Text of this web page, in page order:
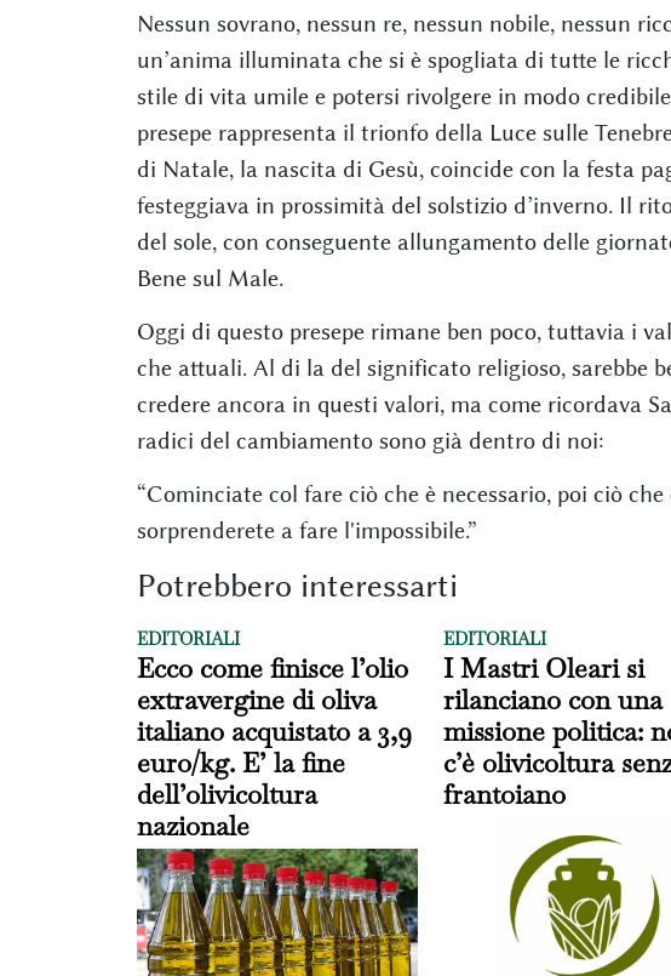
Nessun sovrano, nessun re, nessun nobile, nessun
un’anima illuminata che si è spogliata di tutte le
stile di vita umile e potersi rivolgere in modo
presepe rappresenta il trionfo della Luce sulle
di Natale, la nascita di Gesù, coincide con la festa
festeggiava in prossimità del solstizio d’inverno. Il
del sole, con conseguente allungamento delle
Bene sul Male.
Oggi di questo presepe rimane ben poco, tuttavia i
che attuali. Al di la del significato religioso, sarebbe
credere ancora in questi valori, ma come ricordava
radici del cambiamento sono già dentro di noi:
“Cominciate col fare ciò che è necessario, poi ciò
sorprenderete a fare l'impossibile.”
Potrebbero interessarti
EDITORIALI
Ecco come finisce l’olio
extravergine di oliva
italiano acquistato a 3,9
euro/kg. E’ la fine
dell’olivicoltura
nazionale
EDITORIALI
I Mastri Oleari si
rilanciano con una
missione politica:
c’è olivicoltura
frantoiano